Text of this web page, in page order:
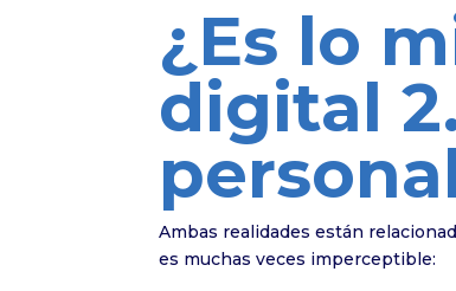
¿Es lo
digital
Ambas realidades están
es muchas veces imperceptible: